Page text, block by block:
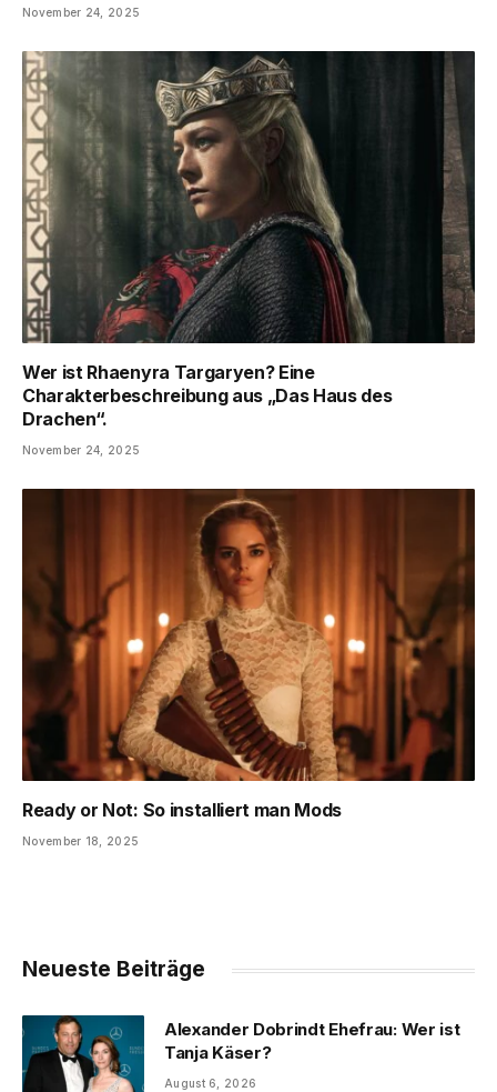
November 24, 2025
Wer ist Rhaenyra Targaryen? Eine
Charakterbeschreibung aus „Das Haus des
Drachen“.
November 24, 2025
Ready or Not: So installiert man Mods
November 18, 2025
Neueste Beiträge
Alexander Dobrindt Ehefrau: Wer ist
Tanja Käser?
August 6, 2026